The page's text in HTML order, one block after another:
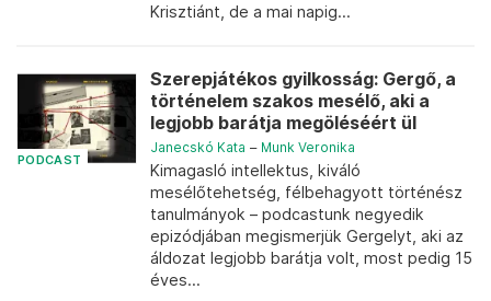
Krisztiánt, de a mai napig...
PODCAST
Szerepjátékos gyilkosság: Gergő, a
történelem szakos mesélő, aki a
legjobb barátja megöléséért ül
Janecskó Kata – Munk Veronika
Kimagasló intellektus, kiváló
mesélőtehetség, félbehagyott történész
tanulmányok – podcastunk negyedik
epizódjában megismerjük Gergelyt, aki az
áldozat legjobb barátja volt, most pedig 15
éves...